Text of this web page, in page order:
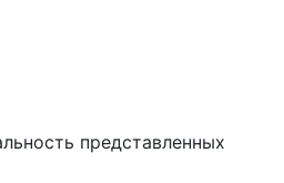
представленных